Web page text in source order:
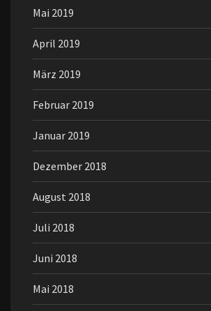
Mai 2019
April 2019
März 2019
Februar 2019
Januar 2019
Dezember 2018
August 2018
Juli 2018
Juni 2018
Mai 2018